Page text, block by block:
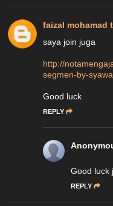
faizal mohamad
saya join juga
http://
segmen-by-
Good luck
REPLY
Good luck
REPLY